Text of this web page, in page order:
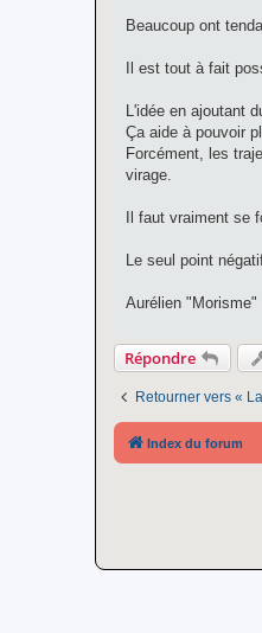
Beaucoup ont
Il est tout à fait
L'idée en ajoutant
Ça aide à pouvoir
Forcément, les
virage.
Il faut vraiment se
Le seul point
Aurélien "Morisme"
Répondre
Retourner vers «
Index du forum